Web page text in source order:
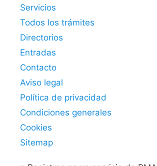
Servicios
Todos los trámites
Directorios
Entradas
Contacto
Aviso legal
Política de privacidad
Condiciones generales
Cookies
Sitemap